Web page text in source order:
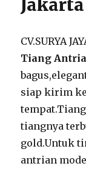
CV.SURYA
Tiang
siap kirim
tiangnya
gold.Untuk
antrian